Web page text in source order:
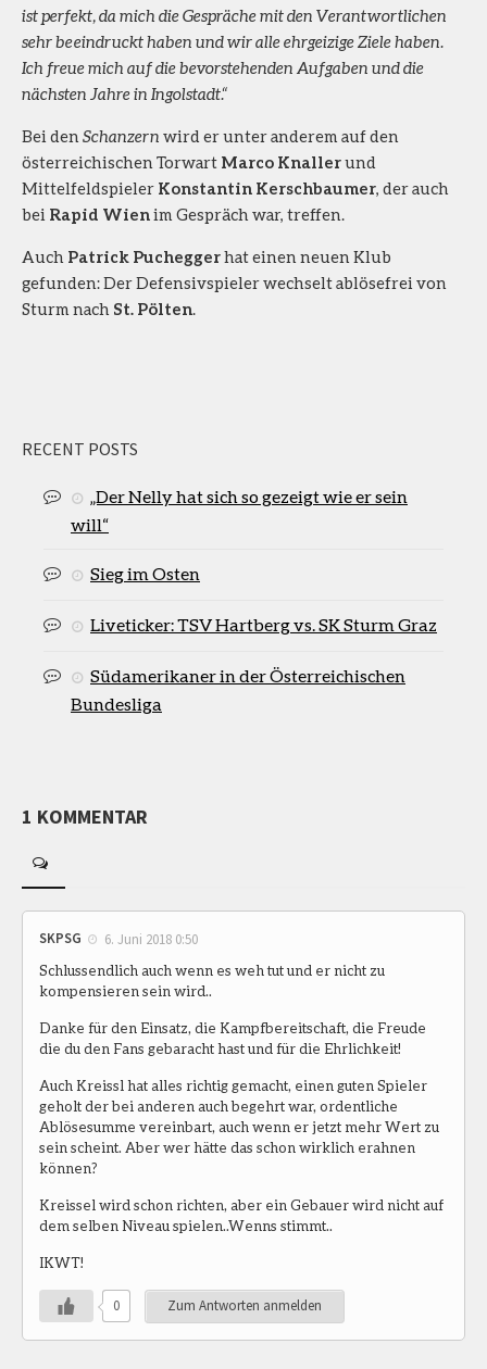
ist perfekt, da mich die Gespräche mit den Verantwortlichen
sehr beeindruckt haben und wir alle ehrgeizige Ziele haben.
Ich freue mich auf die bevorstehenden Aufgaben und die
nächsten Jahre in Ingolstadt.“
Bei den Schanzern wird er unter anderem auf den
österreichischen Torwart Marco Knallerund
Mittelfeldspieler Konstantin Kerschbaumer, der auch
bei Rapid Wienim Gespräch war, treffen.
Auch Patrick Pucheggerhat einen neuen Klub
gefunden: Der Defensivspieler wechselt ablösefrei von
Sturm nach St. Pölten.
RECENT POSTS
„Der Nelly hat sich so gezeigt wie er sein
will“
Sieg im Osten
Liveticker: TSV Hartberg vs. SK Sturm Graz
Südamerikaner in der Österreichischen
Bundesliga
1 KOMMENTAR
SKPSG 6. Juni 2018 0:50
Schlussendlich auch wenn es weh tut und er nicht zu
kompensieren sein wird..
Danke für den Einsatz, die Kampfbereitschaft, die Freude
die du den Fans gebaracht hast und für die Ehrlichkeit!
Auch Kreissl hat alles richtig gemacht, einen guten Spieler
geholt der bei anderen auch begehrt war, ordentliche
Ablösesumme vereinbart, auch wenn er jetzt mehr Wert zu
sein scheint. Aber wer hätte das schon wirklich erahnen
können?
Kreissel wird schon richten, aber ein Gebauer wird nicht auf
dem selben Niveau spielen..Wenns stimmt..
IKWT!
0 Zum Antworten anmelden